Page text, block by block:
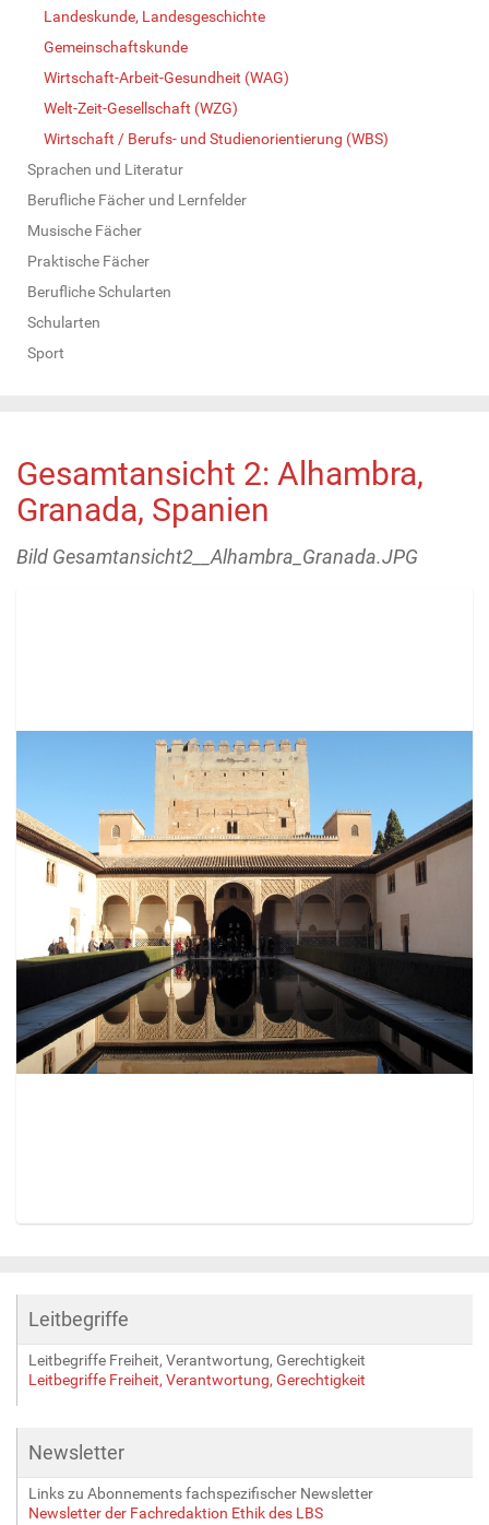
Landeskunde, Landesgeschichte
Gemeinschaftskunde
Wirtschaft-Arbeit-Gesundheit (WAG)
Welt-Zeit-Gesellschaft (WZG)
Wirtschaft / Berufs- und Studienorientierung (WBS)
Sprachen und Literatur
Berufliche Fächer und Lernfelder
Musische Fächer
Praktische Fächer
Berufliche Schularten
Schularten
Sport
Gesamtansicht 2: Alhambra,
Granada, Spanien
Bild Gesamtansicht2__Alhambra_Granada.JPG
e
B
i
l
n
o
l
Leitbegriffe
Leitbegriffe Freiheit, Verantwortung, Gerechtigkeit
Leitbegriffe Freiheit, Verantwortung, Gerechtigkeit
Newsletter
Links zu Abonnements fachspezifischer Newsletter
Newsletter der Fachredaktion Ethik des LBS